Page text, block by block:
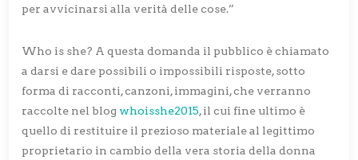
per avvicinarsi alla verità delle cose.”
Who is she? A questa domanda il pubblico è chiamato
a darsi e dare possibili o impossibili risposte, sotto
forma di racconti, canzoni, immagini, che verranno
raccolte nel blog whoisshe2015, il cui fine ultimo è
quello di restituire il prezioso materiale al legittimo
proprietario in cambio della vera storia della donna